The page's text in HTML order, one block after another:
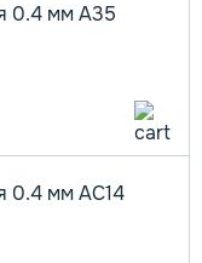
0.4 мм А35
0.4 мм АС14